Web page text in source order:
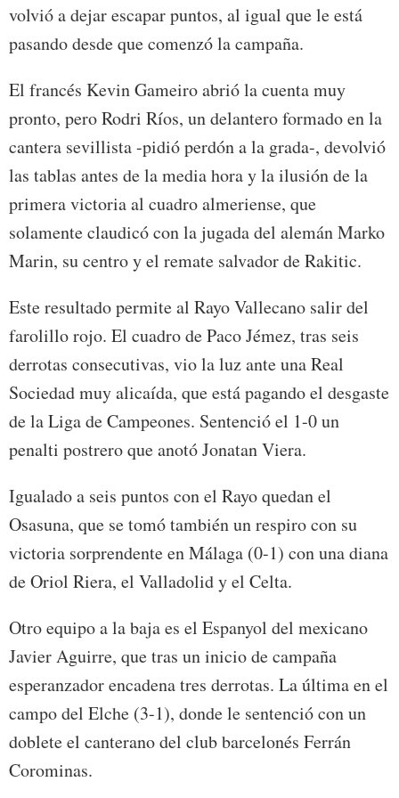
volvió a dejar escapar puntos, al igual que le está
pasando desde que comenzó la campaña.
El francés Kevin Gameiro abrió la cuenta muy
pronto, pero Rodri Ríos, un delantero formado en la
cantera sevillista -pidió perdón a la grada-, devolvió
las tablas antes de la media hora y la ilusión de la
primera victoria al cuadro almeriense, que
solamente claudicó con la jugada del alemán Marko
Marin, su centro y el remate salvador de Rakitic.
Este resultado permite al Rayo Vallecano salir del
farolillo rojo. El cuadro de Paco Jémez, tras seis
derrotas consecutivas, vio la luz ante una Real
Sociedad muy alicaída, que está pagando el desgaste
de la Liga de Campeones. Sentenció el 1-0 un
penalti postrero que anotó Jonatan Viera.
Igualado a seis puntos con el Rayo quedan el
Osasuna, que se tomó también un respiro con su
victoria sorprendente en Málaga (0-1) con una diana
de Oriol Riera, el Valladolid y el Celta.
Otro equipo a la baja es el Espanyol del mexicano
Javier Aguirre, que tras un inicio de campaña
esperanzador encadena tres derrotas. La última en el
campo del Elche (3-1), donde le sentenció con un
doblete el canterano del club barcelonés Ferrán
Corominas.